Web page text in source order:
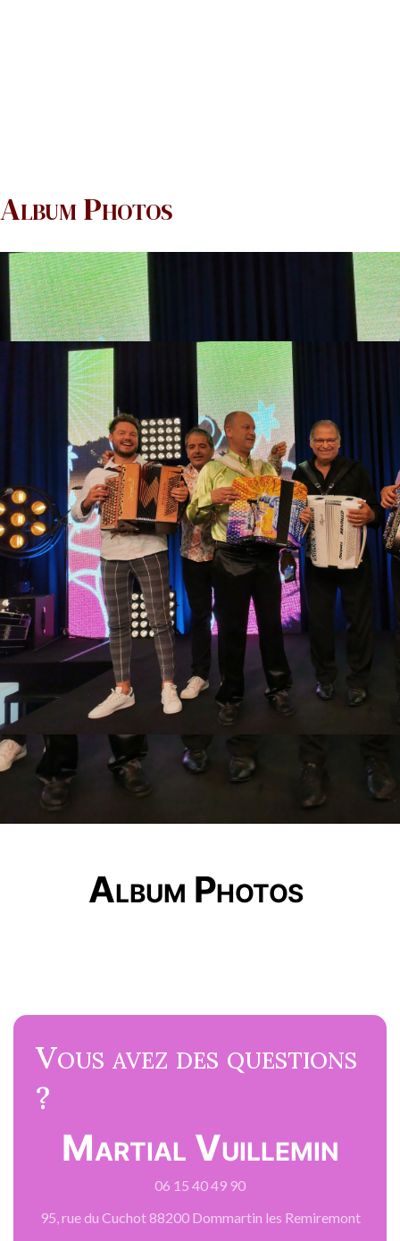
Album Photos
Album Photos
Vous avez des questions
?
Martial Vuillemin
06 15 40 49 90
95, rue du Cuchot 88200 Dommartin les Remiremont